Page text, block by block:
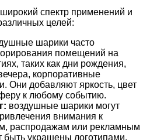
спектр применений и
целей:
шарики часто
помещений на
таких как дни рождения,
корпоративные
Они добавляют яркость, цвет
к любому событию.
воздушные шарики могут
внимания к
распродажам или рекламным
быть украшены логотипами,